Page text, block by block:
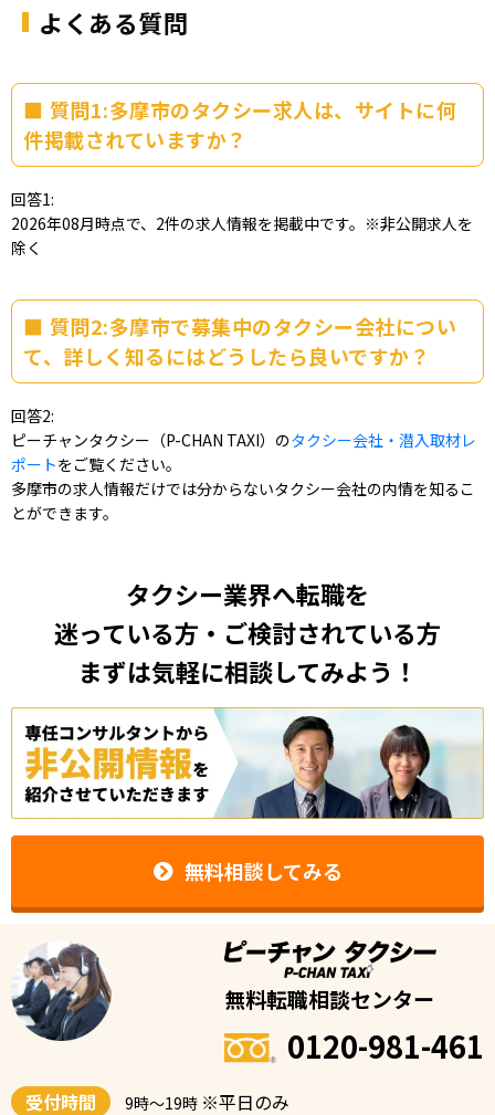
よくある質問
質問1:多摩市のタクシー求人は、サイトに何
件掲載されていますか？
回答1:
2026年08月時点で、2件の求人情報を掲載中です。※非公開求人を
除く
質問2:多摩市で募集中のタクシー会社につい
て、詳しく知るにはどうしたら良いですか？
回答2:
ピーチャンタクシー（P-CHAN TAXI）のタクシー会社・潜入取材レ
ポートをご覧ください。
多摩市の求人情報だけでは分からないタクシー会社の内情を知るこ
とができます。
タクシー業界へ転職を
迷っている方・ご検討されている方
まずは気軽に相談してみよう！
無料相談してみる
無料転職相談センター
0120-981-461
受付時間 9時〜19時 ※平日のみ